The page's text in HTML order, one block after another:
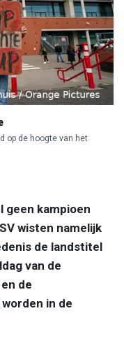
op de hoogte van het
geen kampioen
wisten namelijk
de landstitel
van de
de
in de